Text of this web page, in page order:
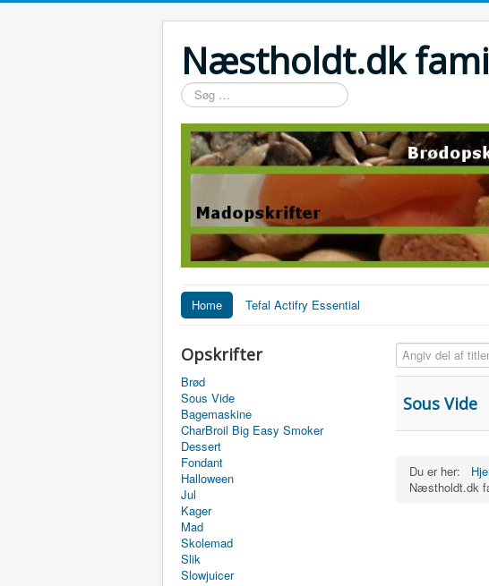
Næstholdt.dk
Søg
…
Home Tefal Actifry Essential
Opskrifter
Brød
Sous Vide
Bagemaskine
CharBroil Big Easy Smoker
Dessert
Fondant
Halloween
Jul
Kager
Mad
Skolemad
Slik
Slowjuicer
Angiv del af titlen
Sous Vide
Du er her:
Næstholdt.dk